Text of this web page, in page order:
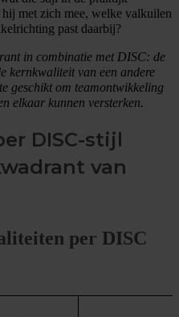
met zich mee, welke valkuilen
past daarbij?
in combinatie met DISC: de
kernkwaliteit van een andere
geschikt om teamontwikkeling
elkaar kunnen versterken.
DISC-stijl
van
per DISC